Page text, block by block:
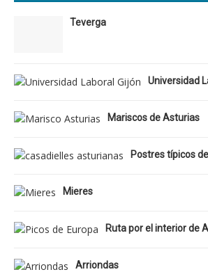
Teverga
Universidad
Mariscos de Asturias
Postres típicos
Mieres
Ruta por el interior de
Arriondas